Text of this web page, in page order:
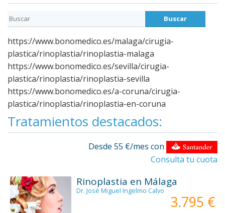
https://www.bonomedico.es/malaga/cirugia-
plastica/rinoplastia/rinoplastia-malaga
https://www.bonomedico.es/sevilla/cirugia-
plastica/rinoplastia/rinoplastia-sevilla
https://www.bonomedico.es/a-coruna/cirugia-
plastica/rinoplastia/rinoplastia-en-coruna
Tratamientos destacados:
Desde 55 €/mes con
Consulta tu cuota
Rinoplastia en Málaga
Dr. José Miguel Ingelmo Calvo
3.795 €